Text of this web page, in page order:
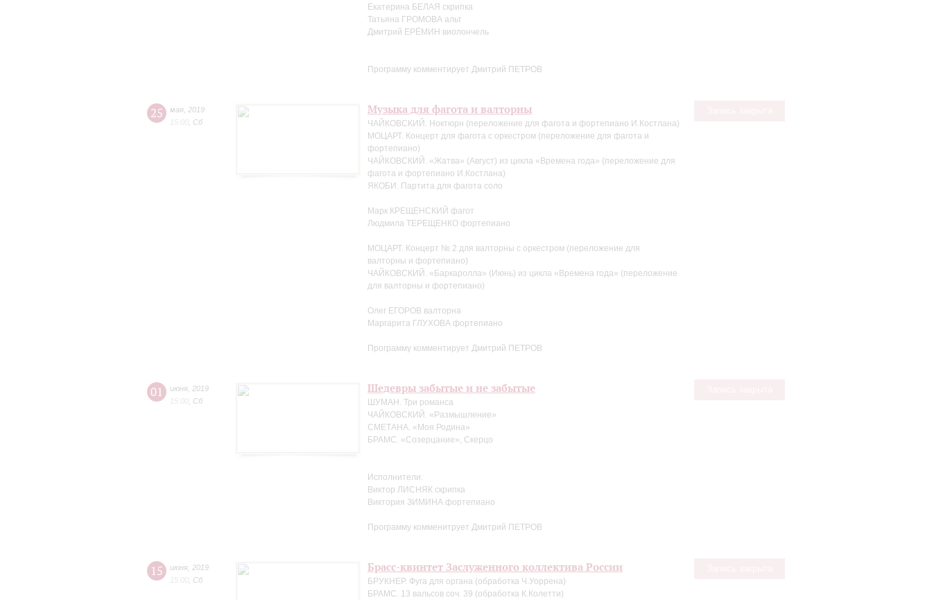
Екатерина БЕЛАЯ скрипка
Татьяна ГРОМОВА альт
Дмитрий ЕРЁМИН виолончель
Программу комментирует Дмитрий ПЕТРОВ
25 мая 2019
15:00 Сб
Музыка для фагота и валторны
ЧАЙКОВСКИЙ. Ноктюрн (переложение для фагота и фортепиано И.Костлана)
МОЦАРТ. Концерт для фагота с оркестром (переложение для фагота и
фортепиано)
ЧАЙКОВСКИЙ. «Жатва» (Август) из цикла «Времена года» (переложение для
фагота и фортепиано И.Костлана)
ЯКОБИ. Партита для фагота соло
Марк КРЕЩЕНСКИЙ фагот
Людмила ТЕРЕЩЕНКО фортепиано
МОЦАРТ. Концерт № 2 для валторны с оркестром (переложение для
валторны и фортепиано)
ЧАЙКОВСКИЙ. «Баркаролла» (Июнь) из цикла «Времена года» (переложение
для валторны и фортепиано)
Олег ЕГОРОВ валторна
Маргарита ГЛУХОВА фортепиано
Программу комментирует Дмитрий ПЕТРОВ
01 июня 2019
15:00 Сб
Шедевры забытые и не забытые
ШУМАН. Три романса
ЧАЙКОВСКИЙ. «Размышление»
СМЕТАНА. «Моя Родина»
БРАМС. «Созерцание», Скерцо
Исполнители:
Виктор ЛИСНЯК скрипка
Виктория ЗИМИНА фортепиано
Программу комменитрует Дмитрий ПЕТРОВ
15 июня 2019
15:00 Сб
Брасс-квинтет Заслуженного коллектива России
БРУКНЕР. Фуга для органа (обработка Ч.Уоррена)
БРАМС. 13 вальсов соч. 39 (обработка К.Колетти)